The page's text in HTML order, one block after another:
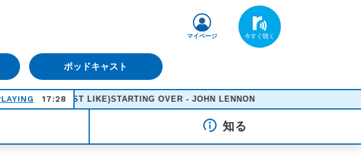
ポッドキャスト
マイページ
17:28
(JUST LIKE)STARTING OVER - JOHN LENNON
知る